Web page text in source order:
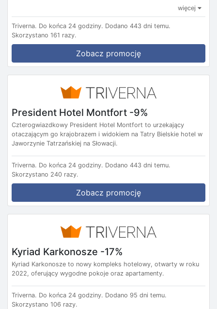
więcej
Triverna. Do końca 24 godziny. Dodano 443 dni temu.
Skorzystano 161 razy.
Zobacz promocję
President Hotel Montfort -9%
Czterogwiazdkowy President Hotel Montfort to urzekający
otaczającym go krajobrazem i widokiem na Tatry Bielskie hotel w
Jaworzynie Tatrzańskiej na Słowacji.
Triverna. Do końca 24 godziny. Dodano 443 dni temu.
Skorzystano 240 razy.
Zobacz promocję
Kyriad Karkonosze -17%
Kyriad Karkonosze to nowy kompleks hotelowy, otwarty w roku
2022, oferujący wygodne pokoje oraz apartamenty.
Triverna. Do końca 24 godziny. Dodano 95 dni temu.
Skorzystano 106 razy.